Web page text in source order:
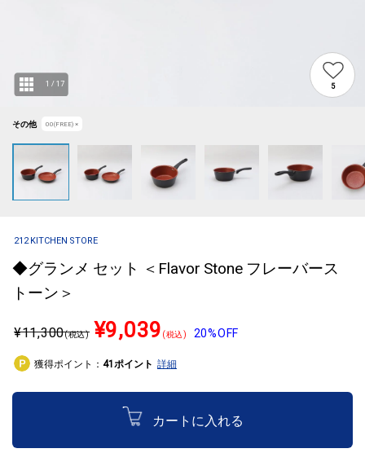
その他 00(FREE)×
1 /17 5
212 KITCHEN STORE
◆グランメ セット ＜Flavor Stone フレーバース
トーン＞
¥11,300(税込) ¥9,039 (税込) 20%OFF
獲得ポイント： 41ポイント 詳細
カートに入れる